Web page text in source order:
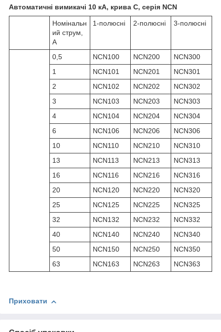
Автоматичні вимикачі 10 кА, крива C, серія NCN
Номінальн
ий струм,
А
1-полюсні 2-полюсні 3-полюсні
0,5 NCN100 NCN200
NCN300
1
NCN101 NCN201
NCN301
2
NCN102 NCN202
NCN302
3
NCN103 NCN203
NCN303
4
NCN104 NCN204
NCN304
6
NCN106 NCN206
NCN306
10
NCN110 NCN210
NCN310
13
NCN113 NCN213
NCN313
16
NCN116 NCN216
NCN316
20
NCN120 NCN220
NCN320
25
NCN125 NCN225
NCN325
32
NCN132 NCN232
NCN332
40
NCN140 NCN240
NCN340
50
NCN150 NCN250
NCN350
63
NCN163 NCN263 NCN363
Приховати